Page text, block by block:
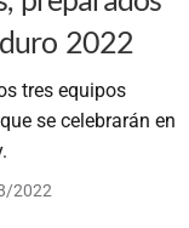
2022
tres equipos
se celebrarán en
2022